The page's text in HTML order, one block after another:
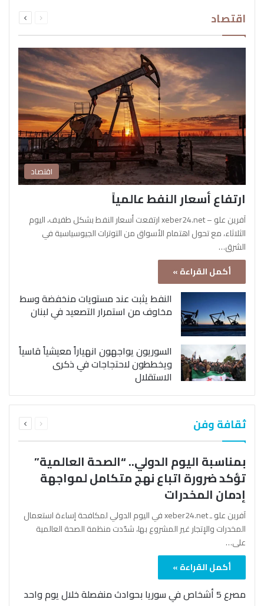
اقتصاد الصفحةالصفحة
اقتصاد
ارتفاع أسعار النفط عالمياً
آفرين علو – xeber24.net ارتفعت أسعار النفط بشكل طفيف، اليوم
الثلاثاء، مع تحول اهتمام الأسواق من التوترات الجيوسياسية في
الشرق…
أكمل القراءة »
النفط يثبت عند مستويات منخفضة وسط
مخاوف من استمرار التصعيد في لبنان
السوريون يواجهون انهياراً معيشياً قاسياً
ويخططون لاحتجاجات في ذكرى
الاستقلال
ثقافة وفن الصفحةالصفحة
بمناسبة اليوم الدولي.. “الصحة العالمية”
تؤكد ضرورة اتباع نهج متكامل لمواجهة
إدمان المخدرات
آفرين علو ـ xeber24.net في اليوم الدولي لمكافحة إساءة استعمال
المخدرات والإتجار غير المشروع بها، شدّدت منظمة الصحة العالمية
على…
أكمل القراءة »
مصرع 5 أشخاص في سوريا بحوادث منفصلة خلال يوم واحد